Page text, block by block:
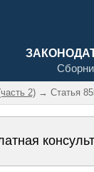
2) → Статья